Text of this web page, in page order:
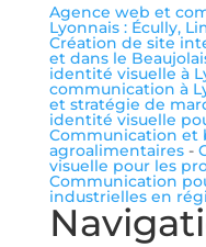
Agence web et
Lyonnais : Écully,
Création de site
et dans le
identité visuelle à
communication à
et stratégie de
identité visuelle
Communication et
agroalimentaires-
visuelle pour les
Communication
industrielles en